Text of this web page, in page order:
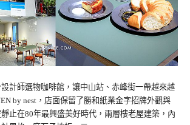
計師選物咖啡館，讓中山站、赤峰街一帶越來越
by nest，店面保留了勝和紙業金字招牌外觀與
止在80年最興盛美好時代，兩層樓老屋建築，內